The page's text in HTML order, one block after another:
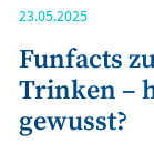
23.05.2025
Funfacts
Trinken –
gewusst?